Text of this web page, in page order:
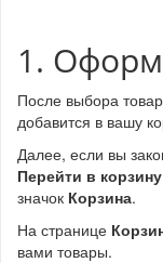
1.
После выбора
добавится в вашу
Далее, если вы
Перейти в корзину
значок Корзина.
На странице
вами товары.